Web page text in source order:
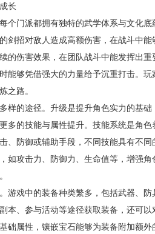
长
个门派都拥有独特的武学体系与文化
剑招对敌人造成高额伤害，在战斗中
的伤害效果，在团队战斗中能发挥出
能够凭借强大的力量给予沉重打击。
之路。
样的途径。升级是提升角色实力的基
多的技能与属性提升。技能系统是角
、防御或辅助手段，不同技能具有不
如攻击力、防御力、生命值等，增强
游戏中的装备种类繁多，包括武器、
本、参与活动等途径获取装备，还可
础属性，镶嵌宝石能够为装备附加额